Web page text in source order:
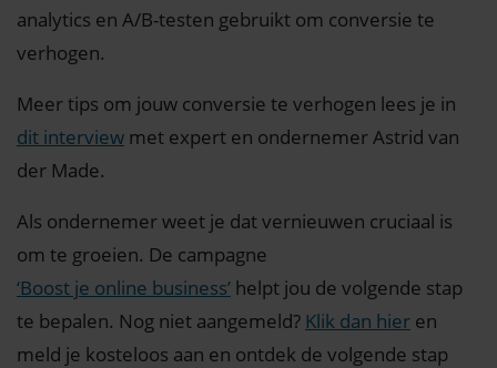
analytics en A/B-testen gebruikt om conversie te
verhogen.
Meer tips om jouw conversie te verhogen lees je in
dit interview met expert en ondernemer Astrid van
der Made.
Als ondernemer weet je dat vernieuwen cruciaal is
om te groeien. De campagne
‘Boost je online business’ helpt jou de volgende stap
te bepalen. Nog niet aangemeld? Klik dan hier en
meld je kosteloos aan en ontdek de volgende stap